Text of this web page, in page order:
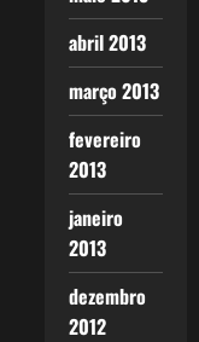
abril 2013
março 2013
fevereiro
2013
janeiro
2013
dezembro
2012